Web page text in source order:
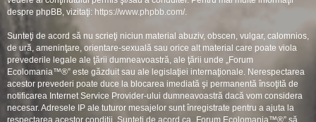
despre phpBB, vizitaţi: https://www.phpbb.com/.
Sunteţi de acord să nu scrieţi niciun material abuziv, obscen, vulgar, calomnios,
de ură, ameninţare, orientare-sexuală sau orice alt material care poate viola
prevederile legale ale ţării dumneavoastră, ale ţării unde „Forum
Ecolomania™®” este găzduit sau ale legislaţiei internaţionale. Nerespectarea
acestor prevederi poate duce la blocarea imediată şi permanentă însoţită de
notificarea Internet Service Provider-ului dumneavoastră dacă vom considera
necesar. Adresele IP ale tuturor mesajelor sunt înregistrate pentru a ajuta la
respectarea acestor condiţii. Sunteţi de acord ca „Forum Ecolomania™®” să